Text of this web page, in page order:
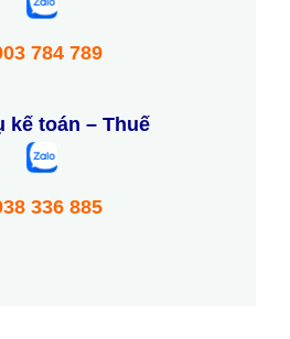
784 789
kế toán – Thuế
336 885